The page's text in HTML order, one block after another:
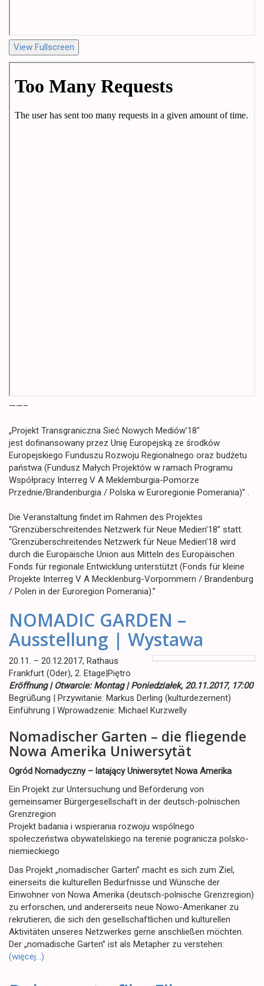
View Fullscreen
——–
„Projekt Transgraniczna Sieć Nowych Mediów’18″
jest dofinansowany przez Unię Europejską ze środków
Europejskiego Funduszu Rozwoju Regionalnego oraz budżetu
państwa (Fundusz Małych Projektów w ramach Programu
Współpracy Interreg V A Meklemburgia-Pomorze
Przednie/Brandenburgia / Polska w Euroregionie Pomerania)” .
Die Veranstaltung findet im Rahmen des Projektes
“Grenzüberschreitendes Netzwerk für Neue Medien’18” statt.
“Grenzüberschreitendes Netzwerk für Neue Medien’18 wird
durch die Europäische Union aus Mitteln des Europäischen
Fonds für regionale Entwicklung unterstützt (Fonds für kleine
Projekte Interreg V A Mecklenburg-Vorpommern / Brandenburg
/ Polen in der Euroregion Pomerania).”
NOMADIC GARDEN –
Ausstellung | Wystawa
20.11. – 20.12.2017, Rathaus
Frankfurt (Oder), 2. Etage|Piętro
Eröffnung | Otwarcie: Montag | Poniedziałek, 20.11.2017, 17:00
Begrüßung | Przywitanie: Markus Derling (kulturdezernent)
Einführung | Wprowadzenie: Michael Kurzwelly
Nomadischer Garten – die fliegende
Nowa Amerika Uniwersytät
Ogród Nomadyczny – latający Uniwersytet Nowa Amerika
Ein Projekt zur Untersuchung und Beförderung von
gemeinsamer Bürgergesellschaft in der deutsch-polnischen
Grenzregion
Projekt badania i wspierania rozwoju wspólnego
społeczeństwa obywatelskiego na terenie pogranicza polsko-
niemieckiego
Das Projekt „nomadischer Garten” macht es sich zum Ziel,
einerseits die kulturellen Bedürfnisse und Wünsche der
Einwohner von Nowa Amerika (deutsch-polnische Grenzregion)
zu erforschen, und andererseits neue Nowo-Amerikaner zu
rekrutieren, die sich den gesellschaftlichen und kulturellen
Aktivitäten unseres Netzwerkes gerne anschließen möchten.
Der „nomadische Garten” ist als Metapher zu verstehen:
(więcej…)